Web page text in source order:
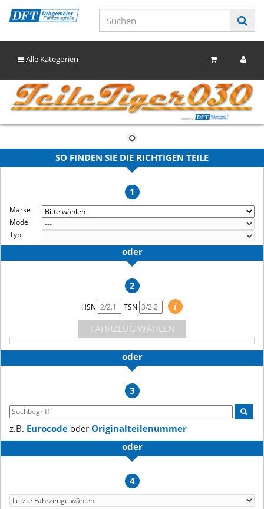
Alle Kategorien
SO FINDEN SIE DIE RICHTIGEN TEILE
1
Marke
Modell
Typ
oder
2
HSN TSN
i
FAHRZEUG WÄHLEN
oder
3
z.B. Eurocode oder Originalteilenummer
oder
4